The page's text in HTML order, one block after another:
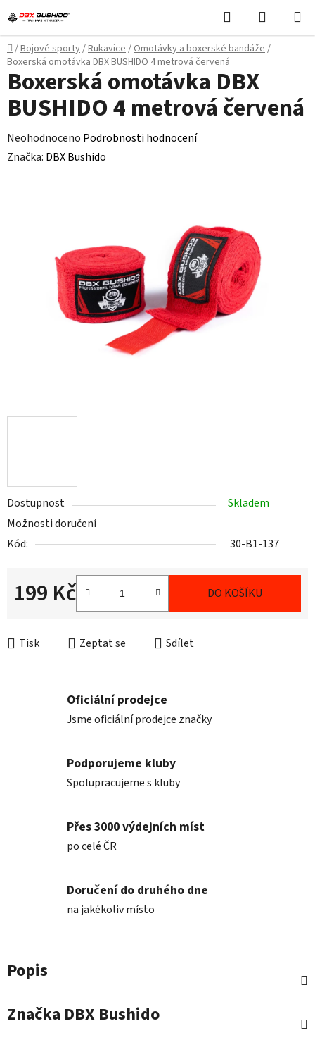
na
obsah
Hledat
KOŠÍK
Domů
/Bojové sporty/Rukavice/Omotávky a boxerské bandáže/
Boxerská omotávka DBX BUSHIDO 4 metrová červená
Dostupnost
Skladem
Možnosti doručení
Kód:
30-B1-137
199 Kč DO KOŠÍKU
Tisk Zeptat se Sdílet
Boxerská omotávka DBX
BUSHIDO 4 metrová červená
Průměrné
hodnocení
Neohodnoceno Podrobnosti hodnocení
Značka: DBX Bushido
Oficiální prodejce
Jsme oficiální prodejce značky
Podporujeme kluby
Spolupracujeme s kluby
Přes 3000 výdejních míst
po celé ČR
Doručení do druhého dne
na jakékoliv místo
Popis
Značka DBX Bushido